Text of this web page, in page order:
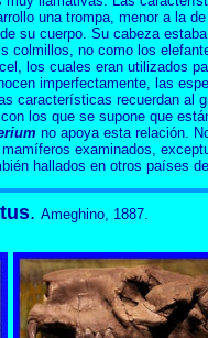
una trompa, menor a la
su cuerpo. Su cabeza
colmillos, no como los
los cuales eran utilizados
imperfectamente, las
características recuerdan al
los que se supone que
no apoya esta relación.
examinados,
hallados en otros países
. Ameghino, 1887.